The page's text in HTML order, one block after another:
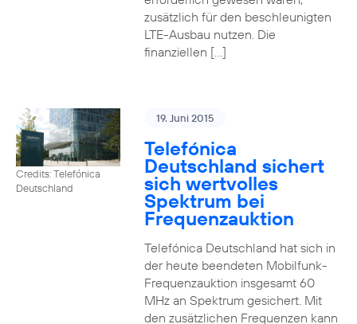
zusätzlich für den beschleunigten
LTE-Ausbau nutzen. Die
finanziellen […]
Credits: Telefónica
Deutschland
19. Juni 2015
Telefónica
Deutschland sichert
sich wertvolles
Spektrum bei
Frequenzauktion
Telefónica Deutschland hat sich in
der heute beendeten Mobilfunk-
Frequenzauktion insgesamt 60
MHz an Spektrum gesichert. Mit
den zusätzlichen Frequenzen kann